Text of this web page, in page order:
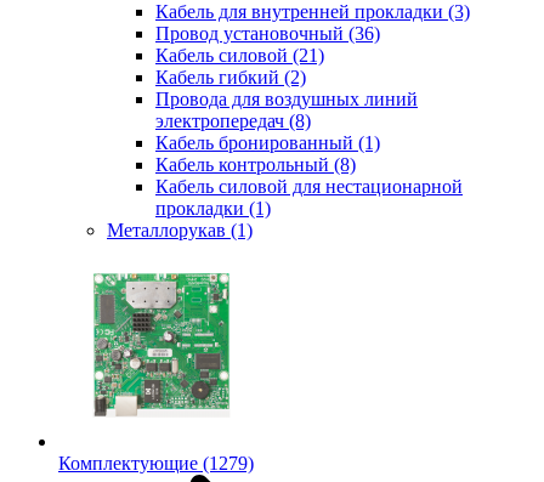
Кабель для внутренней прокладки (3)
Провод установочный (36)
Кабель силовой (21)
Кабель гибкий (2)
Провода для воздушных линий
электропередач (8)
Кабель бронированный (1)
Кабель контрольный (8)
Кабель силовой для нестационарной
прокладки (1)
Металлорукав (1)
Комплектующие (1279)